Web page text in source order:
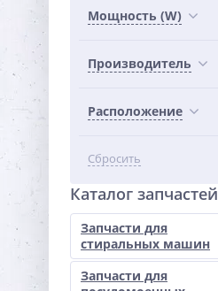
Мощность (W)
Производитель
Расположение
Сбросить
Каталог запчастей
Запчасти для
стиральных машин
Запчасти для